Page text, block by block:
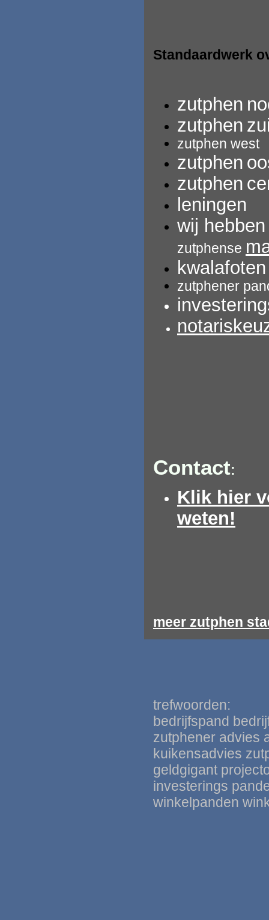
Standaardwerk
zutphen
zutphen
zutphen west
zutphen
zutphen
leningen
wij
zutphense
zutphener
Contact:
Klik hier
weten!
meer zutphen
trefwoorden:
bedrijfspand
zutphener advies
kuikensadvies
geldgigant
investerings
winkelpanden